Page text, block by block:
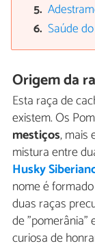
Saúde
Origem da
Esta raça de
existem. Os
mestiços, mais
mistura entre
Husky
nome é
duas raças
de "pomerânia"
curiosa de